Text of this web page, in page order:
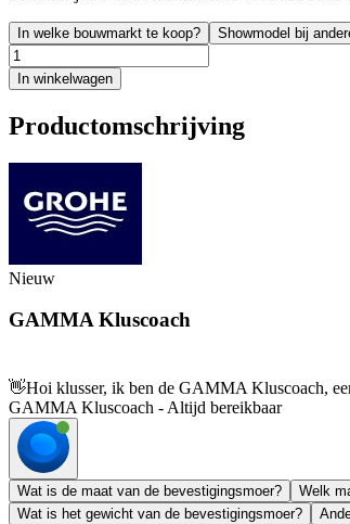
In welke bouwmarkt te koop? Showmodel bij
In winkelwagen
Productomschrijving
Nieuw
GAMMA Kluscoach
👋Hoi klusser, ik ben de GAMMA Kluscoach,
GAMMA Kluscoach - Altijd bereikbaar
Wat is de maat van de bevestigingsmoer? Welk
Wat is het gewicht van de bevestigingsmoer?